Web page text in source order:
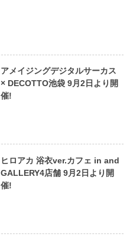
アメイジングデジタルサーカス
× DECOTTO池袋 9月2日より開
催!
ヒロアカ 浴衣ver.カフェ in and
GALLERY4店舗 9月2日より開
催!